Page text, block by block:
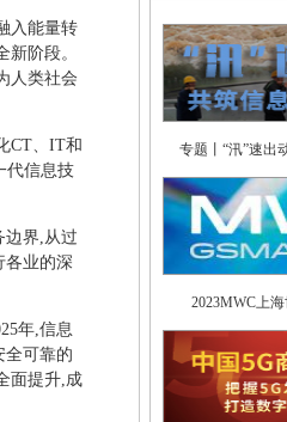
入能量转
阶段。
人类社会
CT、IT和
代信息技
边界,从过
各业的深
年,信息
全可靠的
面提升,成
专题丨“汛”速出
2023MWC上